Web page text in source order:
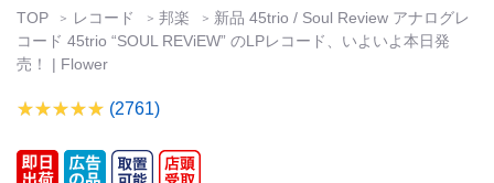
TOP レコード 邦楽
新品 45trio / Soul Review アナログレ
コード 45trio “SOUL REViEW” のLPレコード、いよいよ本日発
売！ | Flower
(2761)